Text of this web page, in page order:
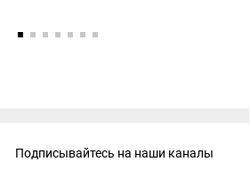
Подписывайтесь на наши каналы